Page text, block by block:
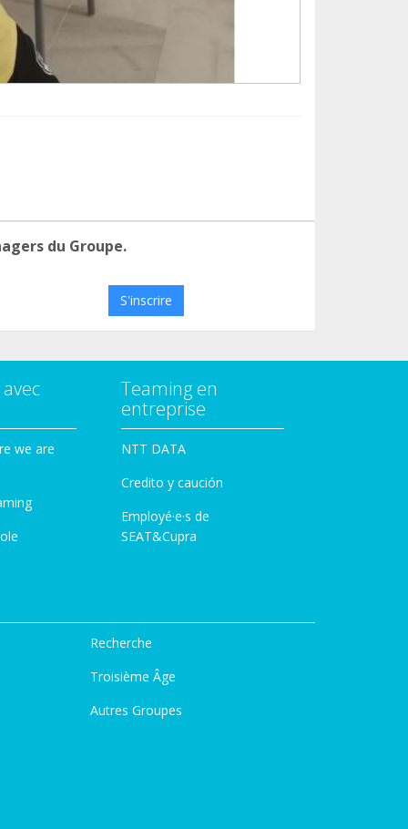
du Groupe.
S'inscrire
we are
Teaming en
entreprise
NTT DATA
Credito y caución
Employé·e·s de
SEAT&Cupra
Recherche
Troisième Âge
Autres Groupes